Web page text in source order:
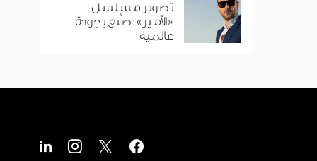
تصوير مسلسل
«الأمير»: صُنع بجودة
عالمية